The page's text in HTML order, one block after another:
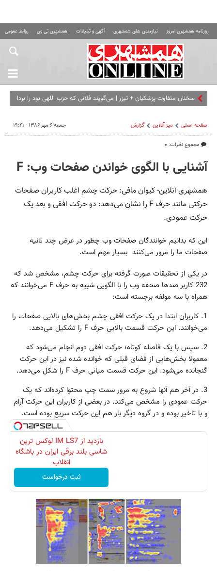
روزنامه همشهری امروز نیازمندی های همشهری آگهی و تبلیغات همشهری تی وی روابط عمومی
سخنان متفاوت پزشکیان + تیزر | می‌گویند فلانی که حزب اللهی بود را
صفحه اصلی میز آنلاین گزارش
مجموع نظرات: ۰
جمعه ۶ مهر ۱۳۸۶ - ۱۹:۴۱
آشنایی با الگوی خواندن صفحات وب: F
همشهری آنلاین- کیوان مافی: حرکت چشم اغلب کاربران صفحات
حرکتی مانند حرف F را نشان می‌دهد: دو حرکت افقی و بعد یک
حرکت عمودی.
این که بدانیم خوانندگان صفحات وب چطور در عرض چند ثانیه
صفحات ما را مرور می‌کنند بسیار مهم است.
در یکی از تحقیقات صورت گرفته برای حرکت چشم، مشخص شد که
232 کاربر صدها صحفه وب را با الگویی شبیه به حرف F می‌خوانند که
همراه با سه مولفه برجسته است:
1. کاربران ابتدا در یک حرکت افقی چشم بخش‌های بالایی صفحات را
می‌خوانند. این حرکت قسمت بالایی حرف F را تشکیل می‌دهد.
2. سپس با یک فاصله کوتاه؛ حرکت افقی دوم انجام می‌شود که
معمولا بخش‌هایی از فضای قبلی که خوانده شده نیز در این حرکت
گنجانده می‌شود. این حرکت قسمت میانی حرف F را شکل می‌دهد.
3. در آخر هم آنها شروع به مرور سمت چپ محتوا کرده‌اند که یک
حرکت عمودی را مشخص می‌کند. در بعضی از کاربران این حرکت آرام
و با تاخیر بوده و در گروه دیگر باز هم این حرکت سریع بوده است.
بازدید از IM LS7 لوکس ترین
شاسی بلند برقی ایران در باشگاه
انقلاب
ثبت درخواست